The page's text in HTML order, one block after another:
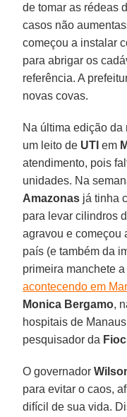
de tomar as rédeas
casos não
começou a instalar
para abrigar os
referência. A
novas covas.
Na última edição
um leito de UTI em
atendimento, pois
unidades. Na
Amazonas já tinha
para levar cilindros
agravou e começou
país (e também da
primeira manchete
acontecendo em
Monica Bergamo,
hospitais de
pesquisador da
O governador
para evitar o caos,
difícil de sua vida.